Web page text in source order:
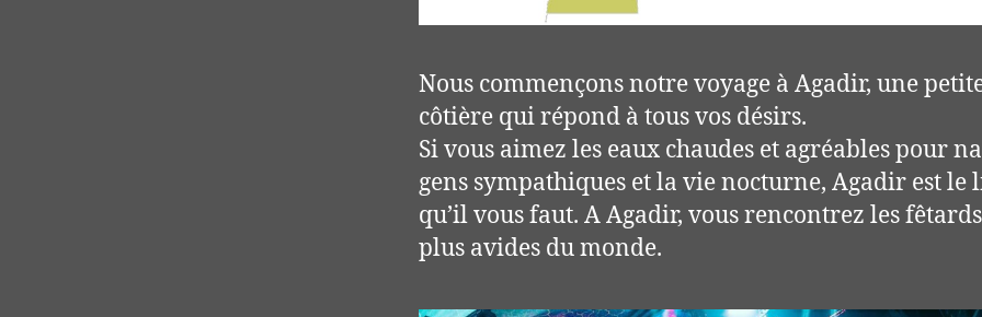
Nous commençons notre voyage à Agadir, une
côtière qui répond à tous vos désirs.
Si vous aimez les eaux chaudes et agréables pour
gens sympathiques et la vie nocturne, Agadir est le
qu’il vous faut. A Agadir, vous rencontrez les
plus avides du monde.